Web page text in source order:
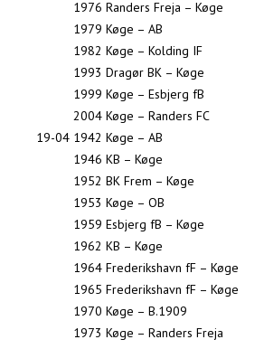
1976 Randers Freja – Køge
1979 Køge – AB
1982 Køge – Kolding IF
1993 Dragør BK – Køge
1999 Køge – Esbjerg fB
2004 Køge – Randers FC
19-04 1942 Køge – AB
1946 KB – Køge
1952 BK Frem – Køge
1953 Køge – OB
1959 Esbjerg fB – Køge
1962 KB – Køge
1964 Frederikshavn fF – Køge
1965 Frederikshavn fF – Køge
1970 Køge – B.1909
1973 Køge – Randers Freja